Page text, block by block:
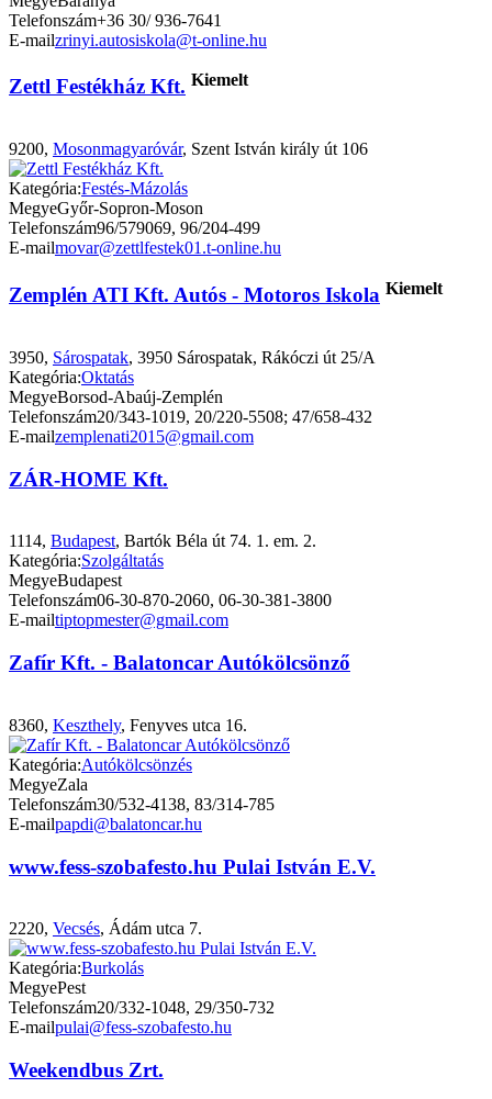
Telefonszám+36 30/ 936-7641
E-mailzrinyi.autosiskola@t-online.hu
Zettl Festékház Kft. Kiemelt
9200, Mosonmagyaróvár, Szent István király út 106
Kategória:Festés-Mázolás
MegyeGyőr-Sopron-Moson
Telefonszám96/579069, 96/204-499
E-mailmovar@zettlfestek01.t-online.hu
Zemplén ATI Kft. Autós - Motoros Iskola Kiemelt
3950, Sárospatak, 3950 Sárospatak, Rákóczi út 25/A
Kategória:Oktatás
MegyeBorsod-Abaúj-Zemplén
Telefonszám20/343-1019, 20/220-5508; 47/658-432
E-mailzemplenati2015@gmail.com
ZÁR-HOME Kft.
1114, Budapest, Bartók Béla út 74. 1. em. 2.
Kategória:Szolgáltatás
MegyeBudapest
Telefonszám06-30-870-2060, 06-30-381-3800
E-mailtiptopmester@gmail.com
Zafír Kft. - Balatoncar Autókölcsönző
8360, Keszthely, Fenyves utca 16.
Kategória:Autókölcsönzés
MegyeZala
Telefonszám30/532-4138, 83/314-785
E-mailpapdi@balatoncar.hu
www.fess-szobafesto.hu Pulai István E.V.
2220, Vecsés, Ádám utca 7.
Kategória:Burkolás
MegyePest
Telefonszám20/332-1048, 29/350-732
E-mailpulai@fess-szobafesto.hu
Weekendbus Zrt.